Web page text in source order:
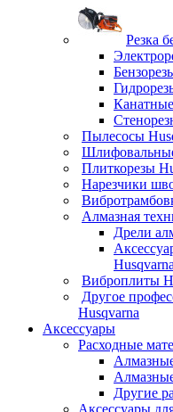
Резка
Пылесосы
Плиткорезы
Нарезчики
Алмазная
Дрели
Husqvarna
Виброплиты
Другое
Husqvarna
Аксессуары
Расходные
Другие
Аксессуары